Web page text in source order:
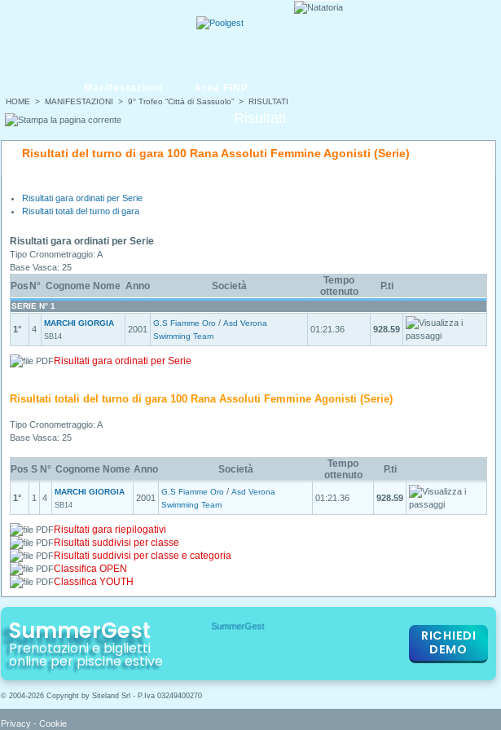
HOME > MANIFESTAZIONI > 9° Trofeo “Città di Sassuolo” > RISULTATI
Manifestazioni Area FINP
Risultati
Risultati del turno di gara 100 Rana Assoluti Femmine Agonisti (Serie)
Risultati gara ordinati per Serie
Risultati totali del turno di gara
Risultati gara ordinati per Serie
Tipo Cronometraggio: A
Base Vasca: 25
Pos N° Cognome Nome Anno Società
Tempo
ottenuto
P.ti
SERIE N° 1
1° 4
MARCHI GIORGIA
SB14
2001
G.S Fiamme Oro / Asd Verona
Swimming Team
01:21.36 928.59
Risultati gara ordinati per Serie
Risultati totali del turno di gara 100 Rana Assoluti Femmine Agonisti (Serie)
Tipo Cronometraggio: A
Base Vasca: 25
Pos S N° Cognome Nome Anno Società
Tempo
ottenuto
P.ti
1° 1 4
MARCHI GIORGIA
SB14
2001
G.S Fiamme Oro / Asd Verona
Swimming Team
01:21.36 928.59
Risultati gara riepilogativi
Risultati suddivisi per classe
Risultati suddivisi per classe e categoria
Classifica OPEN
Classifica YOUTH
SummerGest
Prenotazioni e biglietti
online per piscine estive
RICHIEDI
DEMO
© 2004-2026 Copyright by Siteland Srl - P.Iva 03249400270
Privacy - Cookie